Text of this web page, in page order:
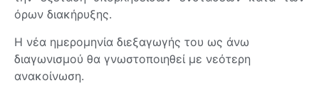
όρων διακήρυξης.
Η νέα ημερομηνία διεξαγωγής του ως άνω
διαγωνισμού θα γνωστοποιηθεί με νεότερη
ανακοίνωση.